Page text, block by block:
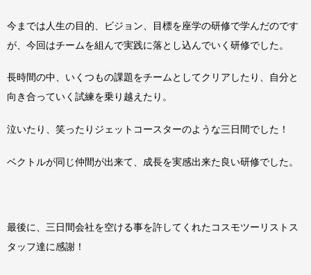
今までは人生の目的、ビジョン、目標を座学の研修で学んだのです
が、今回はチームを組んで実践に落とし込んでいく研修でした。
長時間の中、いくつもの課題をチームとしてクリアしたり、自分と
向き合っていく試練を乗り越えたり。
泣いたり、笑ったりジェットコースターのような三日間でした！
ベクトルが同じ仲間が出来て、成長を実感出来た良い研修でした。
最後に、三日間会社を空ける事を許してくれたコスモツーリストス
タッフ達に感謝！